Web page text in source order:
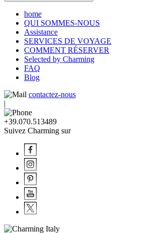
home
QUI SOMMES-NOUS
Assistance
SERVICES DE VOYAGE
COMMENT RÉSERVER
Selected by Charming
FAQ
Blog
contactez-nous
|
+39.070.513489
Suivez Charming sur